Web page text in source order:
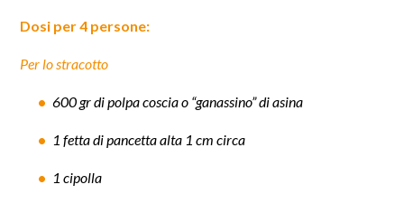
Dosi per 4 persone:
Per lo stracotto
600 gr di polpa coscia o “ganassino” di asina
1 fetta di pancetta alta 1 cm circa
1 cipolla